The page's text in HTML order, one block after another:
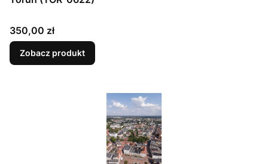
Cena
350,00 zł
Zobacz produkt